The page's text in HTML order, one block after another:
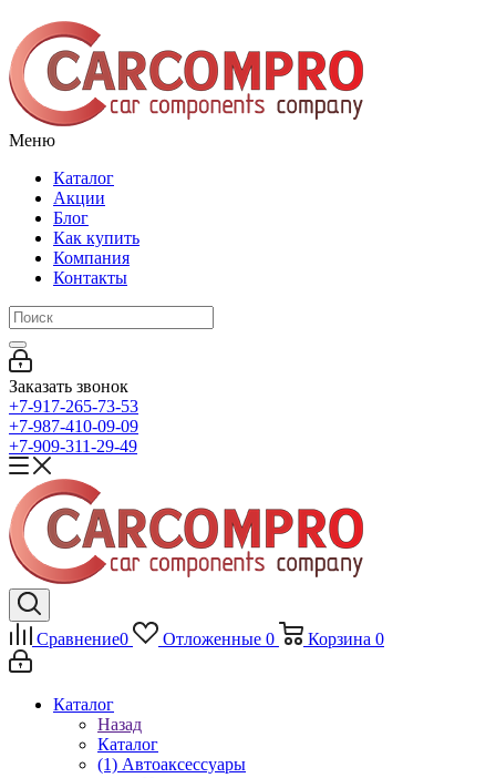
Меню
Каталог
Акции
Блог
Как купить
Компания
Контакты
Заказать звонок
+7-917-265-73-53
+7-987-410-09-09
+7-909-311-29-49
Сравнение0 Отложенные 0 Корзина 0
Каталог
Назад
Каталог
(1) Автоаксессуары